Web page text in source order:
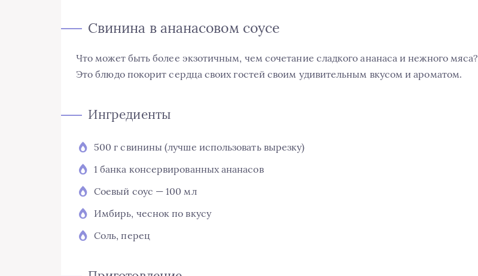
Свинина в ананасовом соусе
Что может быть более экзотичным, чем сочетание сладкого ананаса и нежного мяса?
Это блюдо покорит сердца своих гостей своим удивительным вкусом и ароматом.
Ингредиенты
500 г свинины (лучше использовать вырезку)
1 банка консервированных ананасов
Соевый соус — 100 мл
Имбирь, чеснок по вкусу
Соль, перец